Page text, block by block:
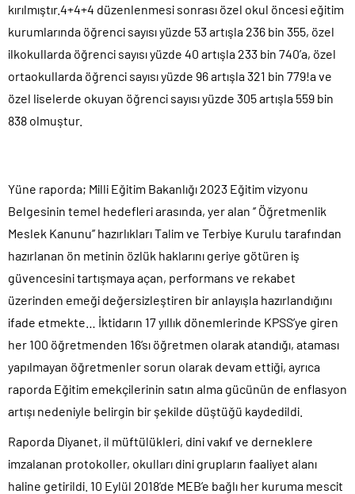
kırılmıştır.4+4+4 düzenlenmesi sonrası özel okul öncesi eğitim
kurumlarında öğrenci sayısı yüzde 53 artışla 236 bin 355, özel
ilkokullarda öğrenci sayısı yüzde 40 artışla 233 bin 740’a, özel
ortaokullarda öğrenci sayısı yüzde 96 artışla 321 bin 779!a ve
özel liselerde okuyan öğrenci sayısı yüzde 305 artışla 559 bin
838 olmuştur.
Yüne raporda; Milli Eğitim Bakanlığı 2023 Eğitim vizyonu
Belgesinin temel hedefleri arasında, yer alan ‘’ Öğretmenlik
Meslek Kanunu’’ hazırlıkları Talim ve Terbiye Kurulu tarafından
hazırlanan ön metinin özlük haklarını geriye götüren iş
güvencesini tartışmaya açan, performans ve rekabet
üzerinden emeği değersizleştiren bir anlayışla hazırlandığını
ifade etmekte… İktidarın 17 yıllık dönemlerinde KPSS’ye giren
her 100 öğretmenden 16’sı öğretmen olarak atandığı, ataması
yapılmayan öğretmenler sorun olarak devam ettiği, ayrıca
raporda Eğitim emekçilerinin satın alma gücünün de enflasyon
artışı nedeniyle belirgin bir şekilde düştüğü kaydedildi.
Raporda Diyanet, il müftülükleri, dini vakıf ve derneklere
imzalanan protokoller, okulları dini grupların faaliyet alanı
haline getirildi. 10 Eylül 2018’de MEB’e bağlı her kuruma mescit